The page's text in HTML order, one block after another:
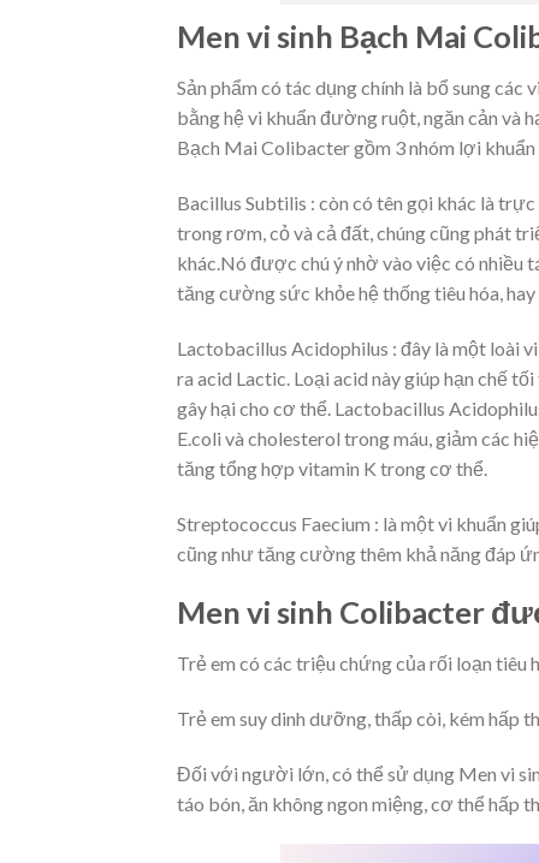
Men vi sinh Bạch Mai
Sản phẩm có tác dụng chính là bổ sung
bằng hệ vi khuẩn đường ruột, ngăn cản và
Bạch Mai Colibacter gồm 3 nhóm lợi khuẩn
Bacillus Subtilis : còn có tên gọi khác là
trong rơm, cỏ và cả đất, chúng cũng phát
khác.Nó được chú ý nhờ vào việc có nhiều
tăng cường sức khỏe hệ thống tiêu hóa,
Lactobacillus Acidophilus : đây là một loài
ra acid Lactic. Loại acid này giúp hạn chế
gây hại cho cơ thể. Lactobacillus
E.coli và cholesterol trong máu, giảm các
tăng tổng hợp vitamin K trong cơ thể.
Streptococcus Faecium : là một vi khuẩn
cũng như tăng cường thêm khả năng đáp
Men vi sinh Colibacter
Trẻ em có các triệu chứng của rối loạn tiêu
Trẻ em suy dinh dưỡng, thấp còi, kém hấp
Đối với người lớn, có thể sử dụng Men vi
táo bón, ăn không ngon miệng, cơ thể hấp